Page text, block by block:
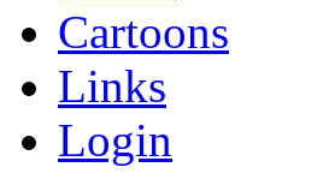
Cartoons
Links
Login